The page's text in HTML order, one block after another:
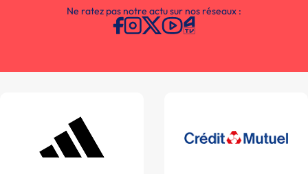
Ne ratez pas notre actu sur nos réseaux :